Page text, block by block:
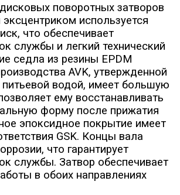
поворотных затворов
используется
что обеспечивает
службы и легкий технический
седла из резины EPDM
AVK, утвержденной
питьевой водой, имеет большую
ему восстанавливать
форму после прижатия
эпоксидное покрытие имеет
GSK. Концы вала
что гарантирует
службы. Затвор обеспечивает
в обоих направлениях